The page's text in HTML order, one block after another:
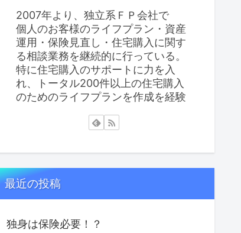
2007年より、独立系ＦＰ会社で
個人のお客様のライフプラン・資産
運用・保険見直し・住宅購入に関す
る相談業務を継続的に行っている。
特に住宅購入のサポートに力を入
れ、トータル200件以上の住宅購入
のためのライフプランを作成を経験
最近の投稿
独身は保険必要！？